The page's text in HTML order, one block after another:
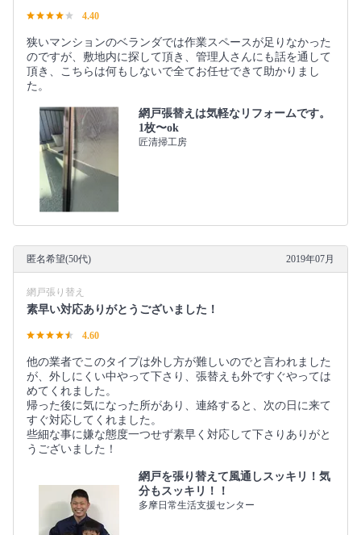
4.40
狭いマンションのベランダでは作業スペースが足りなかった
のですが、敷地内に探して頂き、管理人さんにも話を通して
頂き、こちらは何もしないで全てお任せできて助かりまし
た。
網戸張替えは気軽なリフォームです。
1枚〜ok
匠清掃工房
匿名希望(50代) 2019年07月
網戸張り替え
素早い対応ありがとうございました！
4.60
他の業者でこのタイプは外し方が難しいのでと言われました
が、外しにくい中やって下さり、張替えも外ですぐやっては
めてくれました。
帰った後に気になった所があり、連絡すると、次の日に来て
すぐ対応してくれました。
些細な事に嫌な態度一つせず素早く対応して下さりありがと
うございました！
網戸を張り替えて風通しスッキリ！気
分もスッキリ！！
多摩日常生活支援センター